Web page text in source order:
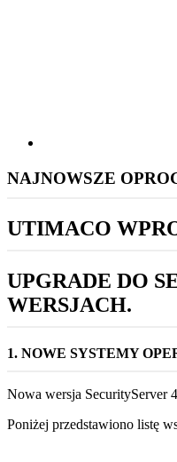
NAJNOWSZE
UTIMACO
UPGRADE DO
WERSJACH.
1. NOWE SYSTEMY
Nowa wersja SecurityServer
Poniżej przedstawiono listę